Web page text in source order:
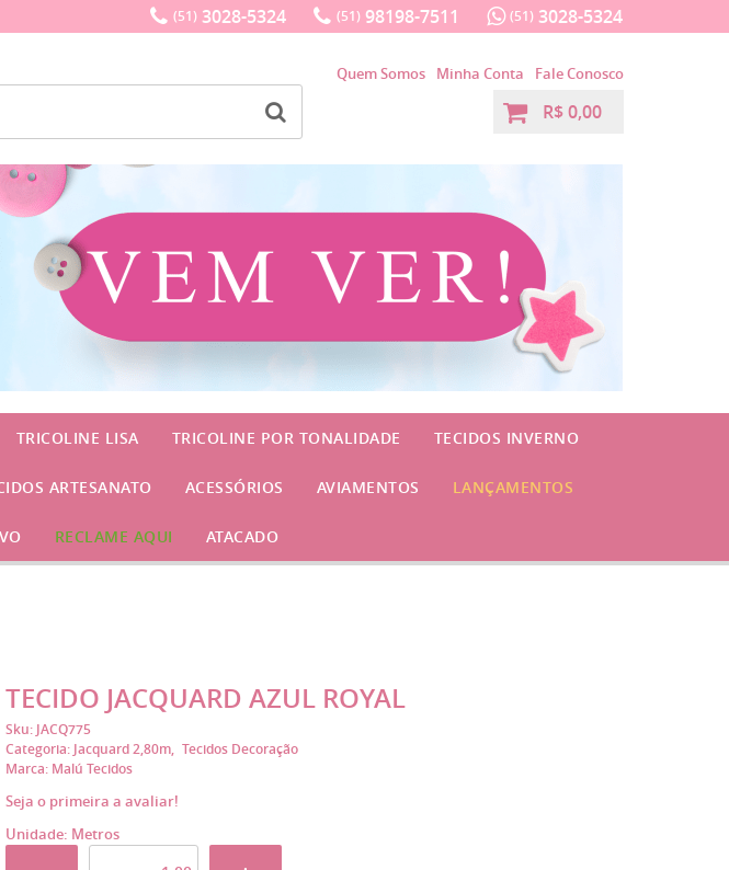
(51) 3028-5324 (51) 98198-7511 (51) 3028-5324
Quem Somos Minha Conta Fale Conosco
R$ 0,00
TRICOLINE LISA TRICOLINE POR TONALIDADE TECIDOS INVERNO
ARTESANATO ACESSÓRIOS AVIAMENTOS LANÇAMENTOS
RECLAME AQUI ATACADO
TECIDO JACQUARD AZUL ROYAL
Sku: JACQ775
Categoria: Jacquard 2,80m
Tecidos Decoração
Marca: Malú Tecidos
Seja o primeira a avaliar!
Unidade: Metros